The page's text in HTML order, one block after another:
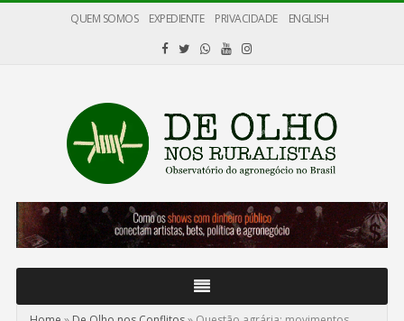
QUEM SOMOS EXPEDIENTE PRIVACIDADE ENGLISH
Olho
nos
Ruralistas